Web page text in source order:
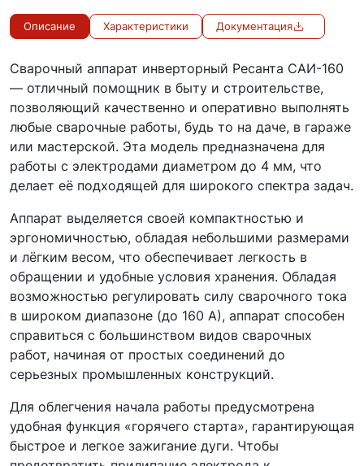
Описание Характеристики Документация
Сварочный аппарат инверторный Ресанта САИ-160
— отличный помощник в быту и строительстве,
позволяющий качественно и оперативно выполнять
любые сварочные работы, будь то на даче, в гараже
или мастерской. Эта модель предназначена для
работы с электродами диаметром до 4 мм, что
делает её подходящей для широкого спектра задач.
Аппарат выделяется своей компактностью и
эргономичностью, обладая небольшими размерами
и лёгким весом, что обеспечивает легкость в
обращении и удобные условия хранения. Обладая
возможностью регулировать силу сварочного тока
в широком диапазоне (до 160 А), аппарат способен
справиться с большинством видов сварочных
работ, начиная от простых соединений до
серьезных промышленных конструкций.
Для облегчения начала работы предусмотрена
удобная функция «горячего старта», гарантирующая
быстрое и легкое зажигание дуги. Чтобы